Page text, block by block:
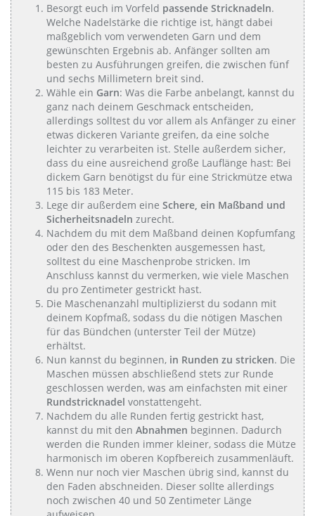
Besorgt euch im Vorfeld passende Stricknadeln.
Welche Nadelstärke die richtige ist, hängt dabei
maßgeblich vom verwendeten Garn und dem
gewünschten Ergebnis ab. Anfänger sollten am
besten zu Ausführungen greifen, die zwischen fünf
und sechs Millimetern breit sind.
Wähle ein Garn: Was die Farbe anbelangt, kannst du
ganz nach deinem Geschmack entscheiden,
allerdings solltest du vor allem als Anfänger zu einer
etwas dickeren Variante greifen, da eine solche
leichter zu verarbeiten ist. Stelle außerdem sicher,
dass du eine ausreichend große Lauflänge hast: Bei
dickem Garn benötigst du für eine Strickmütze etwa
115 bis 183 Meter.
Lege dir außerdem eine Schere, ein Maßband und
Sicherheitsnadeln zurecht.
Nachdem du mit dem Maßband deinen Kopfumfang
oder den des Beschenkten ausgemessen hast,
solltest du eine Maschenprobe stricken. Im
Anschluss kannst du vermerken, wie viele Maschen
du pro Zentimeter gestrickt hast.
Die Maschenanzahl multiplizierst du sodann mit
deinem Kopfmaß, sodass du die nötigen Maschen
für das Bündchen (unterster Teil der Mütze)
erhältst.
Nun kannst du beginnen, in Runden zu stricken. Die
Maschen müssen abschließend stets zur Runde
geschlossen werden, was am einfachsten mit einer
Rundstricknadel vonstattengeht.
Nachdem du alle Runden fertig gestrickt hast,
kannst du mit den Abnahmen beginnen. Dadurch
werden die Runden immer kleiner, sodass die Mütze
harmonisch im oberen Kopfbereich zusammenläuft.
Wenn nur noch vier Maschen übrig sind, kannst du
den Faden abschneiden. Dieser sollte allerdings
noch zwischen 40 und 50 Zentimeter Länge